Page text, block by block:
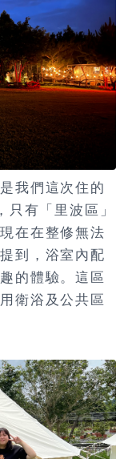
我們這次住的
有「里波區」
在在整修無法
到，浴室內配
的體驗。這區
衛浴及公共區